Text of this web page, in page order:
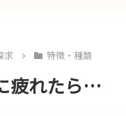
求 特徴・種類
疲れたら…